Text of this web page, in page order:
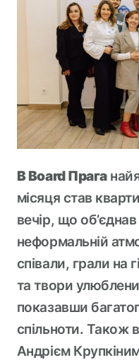
В Board Прага
місяця став
вечір, що
неформальній
співали, грали на
та твори
показавши
спільноти. Також
Андрієм